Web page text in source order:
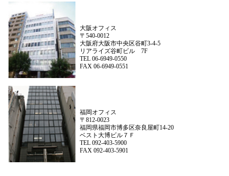
大阪オフィス
〒540-0012
大阪府大阪市中央区谷町3-4-5
リアライズ谷町ビル 7F
TEL 06-6949-0550
FAX 06-6949-0551
福岡オフィス
〒812-0023
福岡県福岡市博多区奈良屋町14-20
ベスト大博ビル７Ｆ
TEL 092-403-5900
FAX 092-403-5901